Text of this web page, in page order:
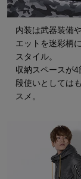
内装は武器装備
エットを迷彩柄
スタイル。
収納スペースが
段使いとしては
スメ。